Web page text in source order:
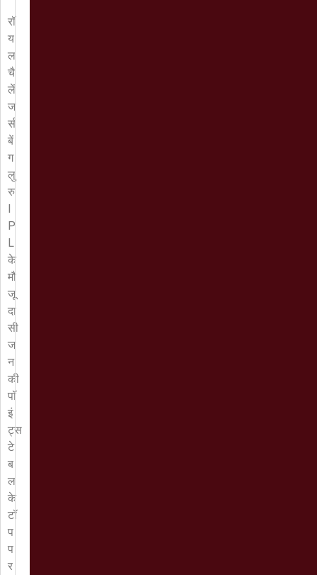
रॉ
य
ल
चै
लें
ज
र्स
बें
ग
लु
रु
P
L
के
मौ
जू
दा
सी
ज
न
की
पॉ
इं
ट्स
टे
ब
ल
के
टॉ
प
प
र